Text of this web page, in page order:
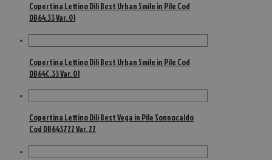
Copertina Lettino Dili Best Urban Smile in Pile Cod
DB64.33 Var. 01
Copertina Lettino Dili Best Urban Smile in Pile Cod
DB64C.33 Var. 01
Copertina Lettino Dili Best Vega in Pile Sonnocaldo
Cod DB643722 Var. 22